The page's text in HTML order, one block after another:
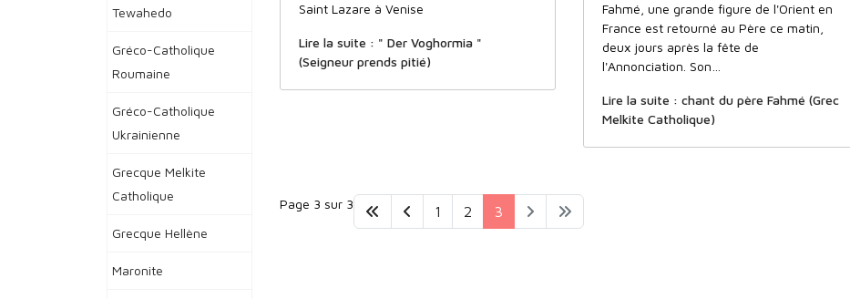
Tewahedo
Gréco-Catholique
Roumaine
Gréco-Catholique
Ukrainienne
Grecque Melkite
Catholique
Grecque Hellène
Maronite
Saint Lazare à Venise
Lire la suite : " Der Voghormia "
(Seigneur prends pitié)
Fahmé, une grande figure de l'Orient en
France est retourné au Père ce matin,
deux jours après la fête de
l'Annonciation. Son…
Lire la suite : chant du père Fahmé (Grec
Melkite Catholique)
Page 3 sur 3 1 2 3